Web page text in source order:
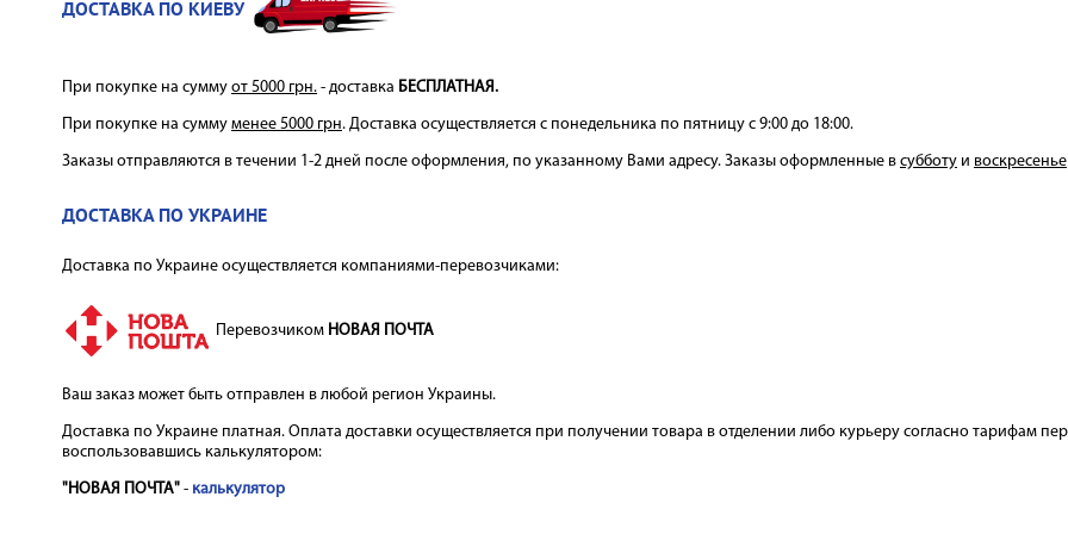
КОНДИЦІОНЕРИ КАНАЛЬНІ КОНДИЦІОНЕРИ НАПОЛЬНО-СТЕЛЬОВІ
ЧИЛЛЕРИ ТА ФАНКОЙЛИ
КОТЛИ ТВЕРДОПАЛИВНІ
ГЕНЕРАТОРИ
БУФЕРНІ ЄМНОСТІ
ЗАПЧАСТИНИ ДО БОЙЛЕРІВ -
АКСЕСУАРИ ДО КУЛЕРІВ
РАДІАТОРНА ФУРНІТУРА
ГАЗОВІ ОБІГРІВАЧІ
СУШАРКИ ДЛЯ РУК
ДОСТАВКА ПО КИЕВУ
При покупке на сумму от 5000 грн. - доставка БЕСПЛАТНАЯ.
При покупке на сумму менее 5000 грн. Доставка осуществляется с понедельника по пятницу с 9:00 до 18:00.
Заказы отправляются в течении 1-2 дней после оформления, по указанному Вами адресу. Заказы оформленные в субботу и воскресенье
ДОСТАВКА ПО УКРАИНЕ
Доставка по Украине осуществляется компаниями-перевозчиками:
Перевозчиком НОВАЯ ПОЧТА
Ваш заказ может быть отправлен в любой регион Украины.
Доставка по Украине платная. Оплата доставки осуществляется при получении товара в отделении либо курьеру согласно тарифам
воспользовавшись калькулятором:
"НОВАЯ ПОЧТА" - калькулятор